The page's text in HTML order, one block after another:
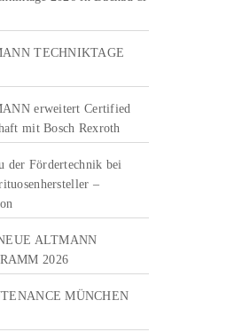
TECHNIKTAGE
erweitert Certified
mit Bosch Rexroth
der Fördertechnik bei
–
ALTMANN
2026
MÜNCHEN